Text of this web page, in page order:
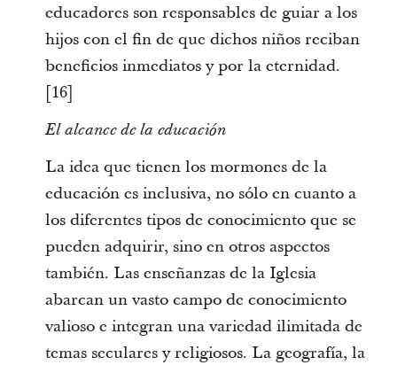
educadores son responsables de guiar a los
hijos con el fin de que dichos niños reciban
beneficios inmediatos y por la eternidad.
[16]
El alcance de la educación
La idea que tienen los mormones de la
educación es inclusiva, no sólo en cuanto a
los diferentes tipos de conocimiento que se
pueden adquirir, sino en otros aspectos
también. Las enseñanzas de la Iglesia
abarcan un vasto campo de conocimiento
valioso e integran una variedad ilimitada de
temas seculares y religiosos. La geografía, la